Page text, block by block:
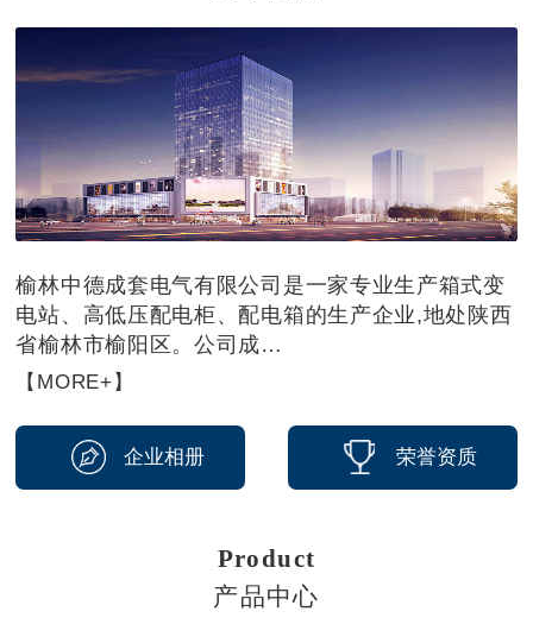
榆林中德成套电气有限公司是一家专业生产箱式变
电站、高低压配电柜、配电箱的生产企业,地处陕西
省榆林市榆阳区。公司成…
【MORE+】
企业相册 荣誉资质
Product
产品中心